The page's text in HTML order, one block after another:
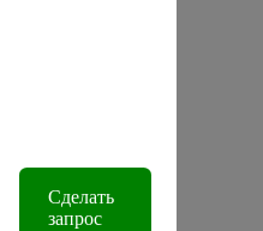
Сделать
запрос